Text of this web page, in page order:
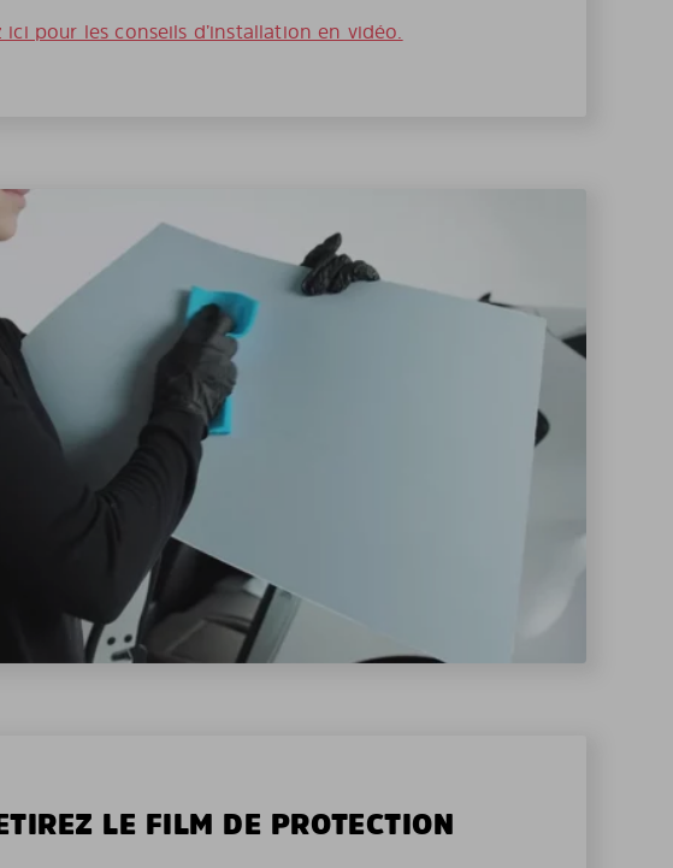
ici pour les conseils d’installation en vidéo.
LE FILM DE PROTECTION